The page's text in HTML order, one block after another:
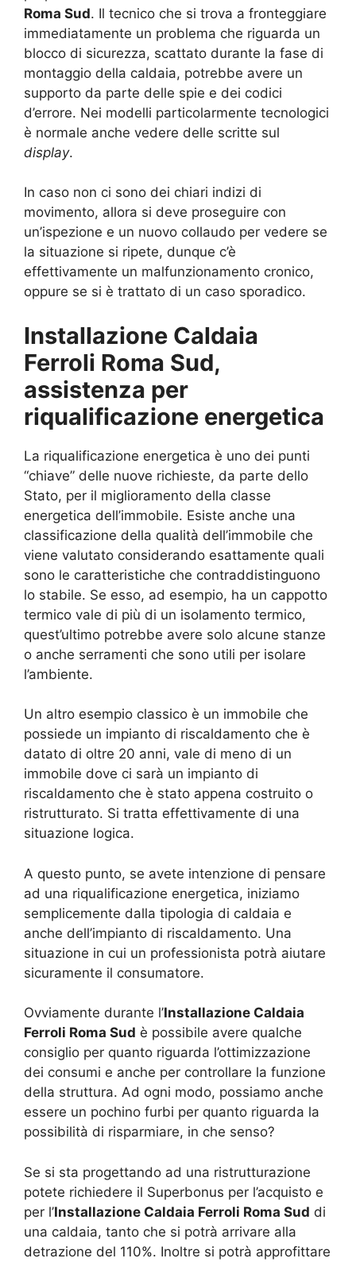
Roma Sud. Il tecnico che si trova a fronteggiare
immediatamente un problema che riguarda un
blocco di sicurezza, scattato durante la fase di
montaggio della caldaia, potrebbe avere un
supporto da parte delle spie e dei codici
d’errore. Nei modelli particolarmente tecnologici
è normale anche vedere delle scritte sul
display.
In caso non ci sono dei chiari indizi di
movimento, allora si deve proseguire con
un’ispezione e un nuovo collaudo per vedere se
la situazione si ripete, dunque c’è
effettivamente un malfunzionamento cronico,
oppure se si è trattato di un caso sporadico.
Installazione Caldaia
Ferroli Roma Sud,
assistenza per
riqualificazione energetica
La riqualificazione energetica è uno dei punti
“chiave” delle nuove richieste, da parte dello
Stato, per il miglioramento della classe
energetica dell’immobile. Esiste anche una
classificazione della qualità dell’immobile che
viene valutato considerando esattamente quali
sono le caratteristiche che contraddistinguono
lo stabile. Se esso, ad esempio, ha un cappotto
termico vale di più di un isolamento termico,
quest’ultimo potrebbe avere solo alcune stanze
o anche serramenti che sono utili per isolare
l’ambiente.
Un altro esempio classico è un immobile che
possiede un impianto di riscaldamento che è
datato di oltre 20 anni, vale di meno di un
immobile dove ci sarà un impianto di
riscaldamento che è stato appena costruito o
ristrutturato. Si tratta effettivamente di una
situazione logica.
A questo punto, se avete intenzione di pensare
ad una riqualificazione energetica, iniziamo
semplicemente dalla tipologia di caldaia e
anche dell’impianto di riscaldamento. Una
situazione in cui un professionista potrà aiutare
sicuramente il consumatore.
Ovviamente durante l’Installazione Caldaia
Ferroli Roma Sud è possibile avere qualche
consiglio per quanto riguarda l’ottimizzazione
dei consumi e anche per controllare la funzione
della struttura. Ad ogni modo, possiamo anche
essere un pochino furbi per quanto riguarda la
possibilità di risparmiare, in che senso?
Se si sta progettando ad una ristrutturazione
potete richiedere il Superbonus per l’acquisto e
per l’Installazione Caldaia Ferroli Roma Sud di
una caldaia, tanto che si potrà arrivare alla
detrazione del 110%. Inoltre si potrà approfittare